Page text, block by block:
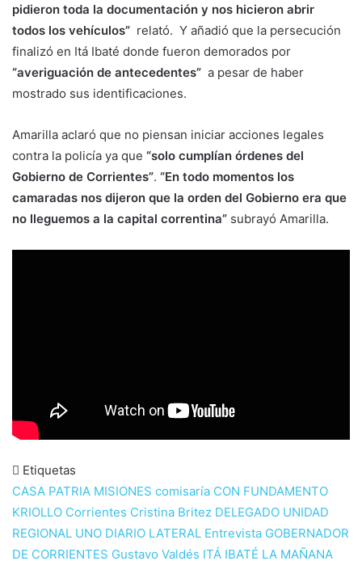
pidieron toda la documentación y nos hicieron abrir
todos los vehículos” relató. Y añadió que la persecución
finalizó en Itá Ibaté donde fueron demorados por
“averiguación de antecedentes” a pesar de haber
mostrado sus identificaciones.
Amarilla aclaró que no piensan iniciar acciones legales
contra la policía ya que “solo cumplían órdenes del
Gobierno de Corrientes”. “En todo momentos los
camaradas nos dijeron que la orden del Gobierno era que
no lleguemos a la capital correntina” subrayó Amarilla.
Etiquetas
CASA PATRIA MISIONES comisaría CON FUNDAMENTO
KRIOLLO Corrientes Cristina Britez DELEGADO UNIDAD
REGIONAL UNO DIARIO LATERAL Entrevista GOBERNADOR
DE CORRIENTES Gustavo Valdés ITÁ IBATÉ LA MAÑANA